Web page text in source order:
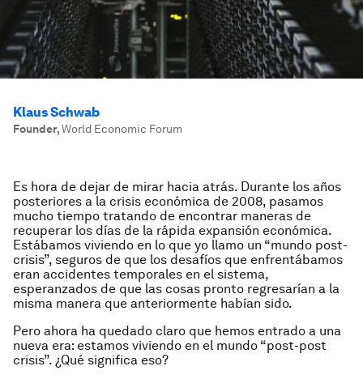
Klaus Schwab
Founder,World Economic Forum
Es hora de dejar de mirar hacia atrás. Durante los años
posteriores a la crisis económica de 2008, pasamos
mucho tiempo tratando de encontrar maneras de
recuperar los días de la rápida expansión económica.
Estábamos viviendo en lo que yo llamo un “mundo post-
crisis”, seguros de que los desafíos que enfrentábamos
eran accidentes temporales en el sistema,
esperanzados de que las cosas pronto regresarían a la
misma manera que anteriormente habían sido.
Pero ahora ha quedado claro que hemos entrado a una
nueva era: estamos viviendo en el mundo “post-post
crisis”. ¿Qué significa eso?